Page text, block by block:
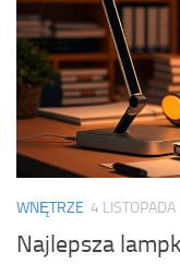
WNĘTRZE 4
Najlepsza